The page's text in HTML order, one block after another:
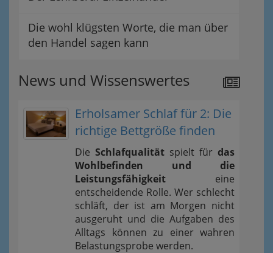
Die wohl klügsten Worte, die man über
den Handel sagen kann
News und Wissenswertes
Erholsamer Schlaf für 2: Die
richtige Bettgröße finden
Die Schlafqualität spielt für das
Wohlbefinden und die
Leistungsfähigkeit eine
entscheidende Rolle. Wer schlecht
schläft, der ist am Morgen nicht
ausgeruht und die Aufgaben des
Alltags können zu einer wahren
Belastungsprobe werden.